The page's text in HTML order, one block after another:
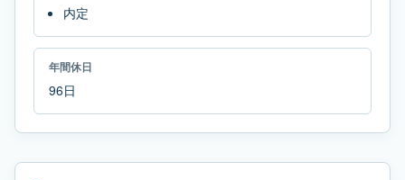
内定
年間休日
96日